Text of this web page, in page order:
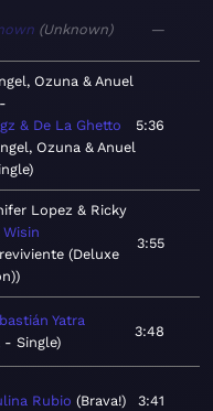
Unknown —
Ozuna & Anuel
& De La Ghetto
Ozuna & Anuel
5:36
Lopez & Ricky
Wisin
(Deluxe
3:55
Yatra
- Single
3:48
Rubio Brava! 3:41